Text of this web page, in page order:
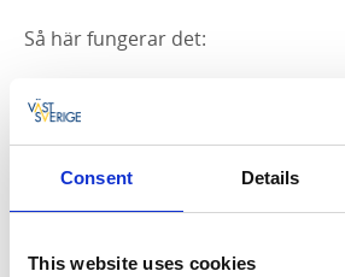
Consent Details
This website uses cookies
Så här fungerar det:
Ring 0771-91 90 90 minst 1
(inom fasta tidsspann – se
Kostar som en vanlig
Betala i appen, kontant eller
Seniorkort gäller (med